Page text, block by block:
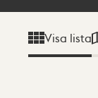
Visa lista